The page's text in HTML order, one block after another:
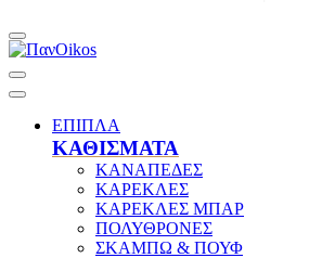
ΕΠΙΠΛΑ
ΚΑΘΙΣΜΑΤΑ
ΚΑΝΑΠΕΔΕΣ
ΚΑΡΕΚΛΕΣ
ΚΑΡΕΚΛΕΣ ΜΠΑΡ
ΠΟΛΥΘΡΟΝΕΣ
ΣΚΑΜΠΩ & ΠΟΥΦ